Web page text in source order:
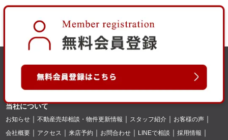
当社について
お知らせ 不動産売却相談・物件更新情報 スタッフ紹介
お客様の声
会社概要
アクセス 来店予約 お問合わせ LINEで相談
採用情報